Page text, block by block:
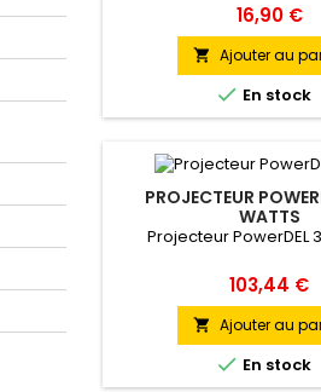
Prix
16,90 €
 Ajouter au
 En stock
PROJECTEUR
WATTS
Projecteur PowerDEL
Prix
103,44 €
 Ajouter au
 En stock